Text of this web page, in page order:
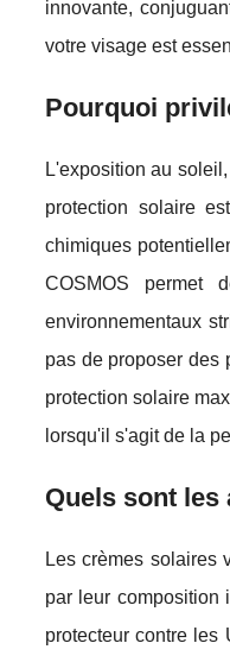
innovante,
votre visage est
Pourquoi
L'exposition au
protection solaire
chimiques
COSMOS permet
environnementaux
pas de proposer des
protection solaire
lorsqu'il s'agit de la
Quels sont les
Les crèmes solaires
par leur composition
protecteur contre les